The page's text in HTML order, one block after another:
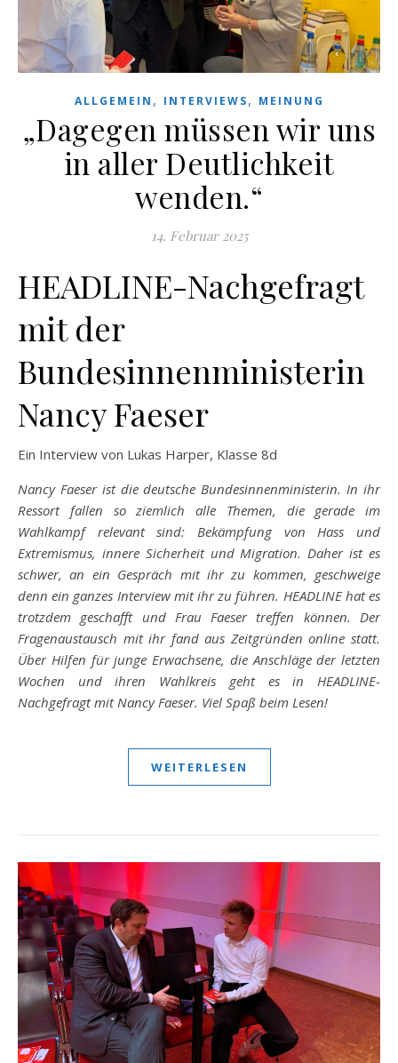
ALLGEMEIN , INTERVIEWS, MEINUNG
„Dagegen müssen wir uns
in aller Deutlichkeit
wenden.“
14. Februar 2025
HEADLINE-Nachgefragt
mit der
Bundesinnenministerin
Nancy Faeser
Ein Interview von Lukas Harper, Klasse 8d
Nancy Faeser ist die deutsche Bundesinnenministerin. In ihr
Ressort fallen so ziemlich alle Themen, die gerade im
Wahlkampf relevant sind: Bekämpfung von Hass und
Extremismus, innere Sicherheit und Migration. Daher ist es
schwer, an ein Gespräch mit ihr zu kommen, geschweige
denn ein ganzes Interview mit ihr zu führen. HEADLINE hat es
trotzdem geschafft und Frau Faeser treffen können. Der
Fragenaustausch mit ihr fand aus Zeitgründen online statt.
Über Hilfen für junge Erwachsene, die Anschläge der letzten
Wochen und ihren Wahlkreis geht es in HEADLINE-
Nachgefragt mit Nancy Faeser. Viel Spaß beim Lesen!
WEITERLESEN